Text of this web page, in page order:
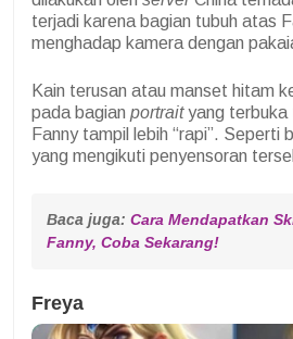
terjadi karena bagian tubuh atas
menghadap kamera dengan
Kain terusan atau manset hitam
pada bagian portraityang terbuka
Fanny tampil lebih “rapi”. Seperti
yang mengikuti penyensoran
Baca juga: Cara Mendapatkan
Fanny, Coba Sekarang!
Freya